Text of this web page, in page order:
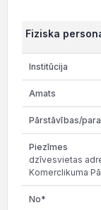
Fiziska
dzīvesvietas
Komerclikuma